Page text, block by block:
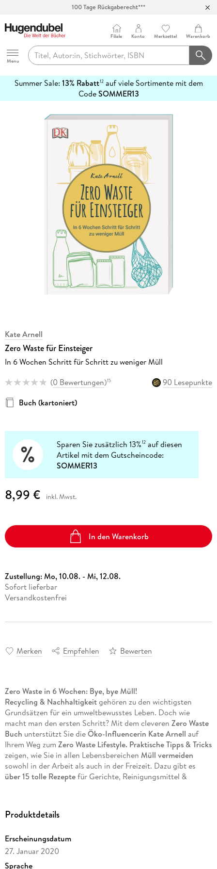
100 Tage Rückgaberecht***
Hugendubel
Menu
Filiale Konto Merkzettel Warenkorb
Summer Sale: 13% Rabatt12auf viele Sortimente mit dem
CodeSOMMER13
erfahren
Kate Arnell
Zero Waste für Einsteiger
In 6 Wochen Schritt für Schritt zu weniger Müll
(0 Bewertungen)15
90 Lesepunkte
Buch (kartoniert)
Sparen Sie zusätzlich 13%12 auf diesen
Artikel mit dem Gutscheincode:
SOMMER13
8,99 € inkl. Mwst.
In den Warenkorb
Zustellung:Mo, 10.08. - Mi, 12.08.
Sofort lieferbar
Versandkostenfrei
Merken Empfehlen Bewerten
Zero Waste in 6 Wochen: Bye, bye Müll!
Recycling & Nachhaltigkeitgehören zu den wichtigsten
Grundsätzen für ein umweltbewusstes Leben. Doch wie
macht man den ersten Schritt? Mit dem cleveren Zero Waste
Buch unterstützt Sie die Öko-Influencerin Kate Arnell auf
Ihrem Weg zum Zero Waste Lifestyle. Praktische Tipps & Tricks
zeigen, wie Sie in allen Lebensbereichen Müll vermeiden
sowohl in der Arbeit als auch in der Freizeit. Dazu gibt es
über 15 tolle Rezeptefür Gerichte, Reinigungsmittel &
Glücklich leben ohne Müll Umweltschutz durch
Müllvermeidung!
weniger Müll zu produzieren:
Die Grundlagen von Zero Waste.
Praktischer 6-Wochen-Plan.
Produktdetails
Erscheinungsdatum
27. Januar 2020
Sprache